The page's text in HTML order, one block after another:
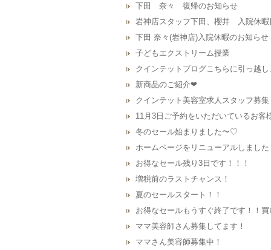
下田 奈々 復帰のお知らせ
岩神店スタッフ下田、櫻井 入院休暇
下田 奈々(岩神店)入院休暇のお知らせ
子どもエクストリーム授業
クインテットブログこちらに引っ越
新商品のご紹介❤︎
クインテット美容室求人スタッフ
11月3日ご予約をいただいているお客
冬のセール始まりました〜♡
ホームページをリニューアルしました
お得なセール残り3日です！！！
増税前のラストチャンス！
夏のセールスタート！！
お得なセールもうすぐ終了です！！
ママ美容師さん募集してます！
ママさん美容師募集中！